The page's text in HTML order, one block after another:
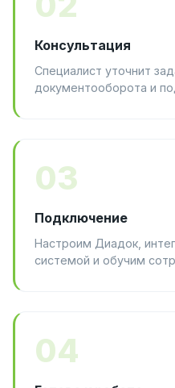
Консультация
Специалист уточнит
документооборота и
03
Подключение
Настроим Диадок,
системой и обучим
04